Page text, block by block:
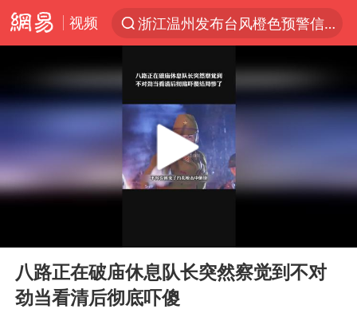
视频
浙江温州发布台风橙色预警信号
富婆带资进组给自己硬加60多场吻戏
金饰克价一夜涨回1300元
峰哥实名举报汪海林偷税漏税
视频丨中国东方电气集团原党组副书记、董事宋致远被查
Play
八路正在破庙休息队长突然察觉到不对
劲当看清后彻底吓傻